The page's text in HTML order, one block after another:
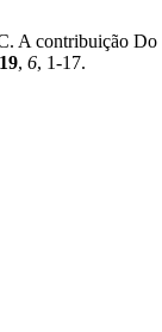
A contribuição
, 6, 1-17.